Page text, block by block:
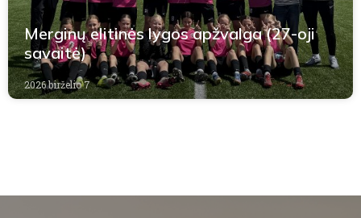
Merginų elitinės lygos apžvalga (27-oji
savaitė)
2026 birželio 7